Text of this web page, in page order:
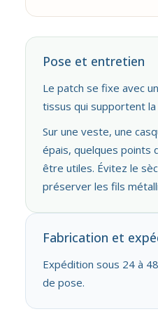
Pose et entretien
Le patch se fixe avec
tissus qui supportent la
Sur une veste, une
épais, quelques points
être utiles. Évitez le
préserver les fils
Fabrication et
Expédition sous 24 à
de pose.